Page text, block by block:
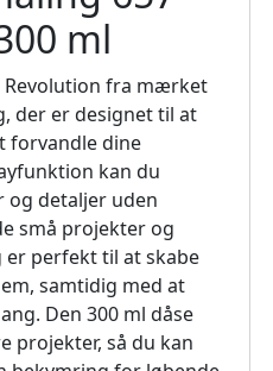
ml
Revolution fra mærket
der er designet til at
forvandle dine
kan du
detaljer uden
små projekter og
er perfekt til at skabe
samtidig med at
Den 300 ml dåse
projekter, så du kan